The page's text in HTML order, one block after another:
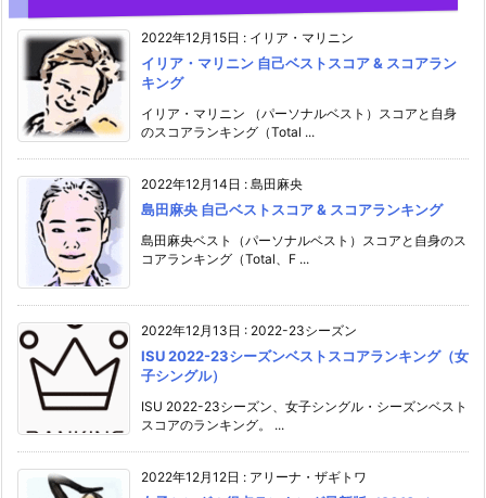
2022年12月15日 : イリア・マリニン
イリア・マリニン 自己ベストスコア & スコアラン
キング
イリア・マリニン （パーソナルベスト）スコアと自身
のスコアランキング（Total ...
2022年12月14日 : 島田麻央
島田麻央 自己ベストスコア & スコアランキング
島田麻央ベスト（パーソナルベスト）スコアと自身のス
コアランキング（Total、F ...
2022年12月13日 : 2022-23シーズン
ISU 2022-23シーズンベストスコアランキング（女
子シングル）
ISU 2022-23シーズン、女子シングル・シーズンベスト
スコアのランキング。 ...
2022年12月12日 : アリーナ・ザギトワ